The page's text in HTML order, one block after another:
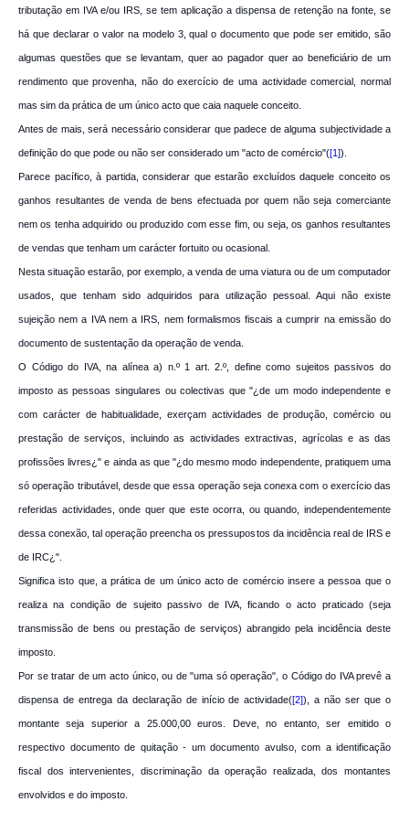
tributação em IVA e/ou IRS, se tem aplicação a dispensa de retenção na fonte, se
há que declarar o valor na modelo 3, qual o documento que pode ser emitido, são
algumas questões que se levantam, quer ao pagador quer ao beneficiário de um
rendimento que provenha, não do exercício de uma actividade comercial, normal
mas sim da prática de um único acto que caia naquele conceito.
Antes de mais, será necessário considerar que padece de alguma subjectividade a
definição do que pode ou não ser considerado um "acto de comércio"([1]).
Parece pacífico, à partida, considerar que estarão excluídos daquele conceito os
ganhos resultantes de venda de bens efectuada por quem não seja comerciante
nem os tenha adquirido ou produzido com esse fim, ou seja, os ganhos resultantes
de vendas que tenham um carácter fortuito ou ocasional.
Nesta situação estarão, por exemplo, a venda de uma viatura ou de um computador
usados, que tenham sido adquiridos para utilização pessoal. Aqui não existe
sujeição nem a IVA nem a IRS, nem formalismos fiscais a cumprir na emissão do
documento de sustentação da operação de venda.
O Código do IVA, na alínea a) n.º 1 art. 2.º, define como sujeitos passivos do
imposto as pessoas singulares ou colectivas que "¿de um modo independente e
com carácter de habitualidade, exerçam actividades de produção, comércio ou
prestação de serviços, incluindo as actividades extractivas, agrícolas e as das
profissões livres¿" e ainda as que "¿do mesmo modo independente, pratiquem uma
só operação tributável, desde que essa operação seja conexa com o exercício das
referidas actividades, onde quer que este ocorra, ou quando, independentemente
dessa conexão, tal operação preencha os pressupostos da incidência real de IRS e
de IRC¿".
Significa isto que, a prática de um único acto de comércio insere a pessoa que o
realiza na condição de sujeito passivo de IVA, ficando o acto praticado (seja
transmissão de bens ou prestação de serviços) abrangido pela incidência deste
imposto.
Por se tratar de um acto único, ou de "uma só operação", o Código do IVA prevê a
dispensa de entrega da declaração de início de actividade([2]), a não ser que o
montante seja superior a 25.000,00 euros. Deve, no entanto, ser emitido o
respectivo documento de quitação - um documento avulso, com a identificação
fiscal dos intervenientes, discriminação da operação realizada, dos montantes
envolvidos e do imposto.